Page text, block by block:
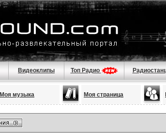
Видеоклипы Топ Радио
Моя музыка Моя страница